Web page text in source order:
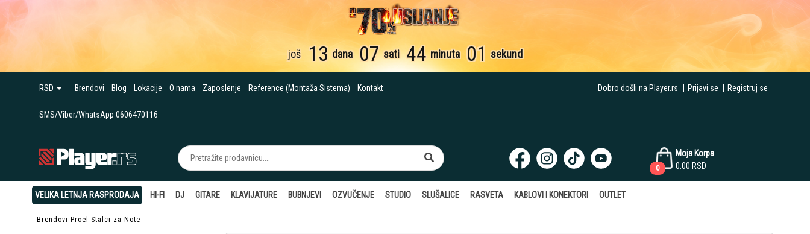
još 13 dana 07 sati 44 minuta 00 sekundi
RSD Brendovi Blog Lokacije O nama Zaposlenje Reference (Montaža Sistema) Kontakt
SMS/Viber/WhatsApp 0606470116
Dobro došli na Player.rs Prijavi se Registruj se
Moja Korpa
0.00 RSD
0
VELIKA LETNJA RASPRODAJA HI-FI DJ GITARE KLAVIJATURE BUBNJEVI OZVUČENJE STUDIO SLUŠALICE RASVETA KABLOVI I KONEKTORI OUTLET
Brendovi Proel Stalci za Note